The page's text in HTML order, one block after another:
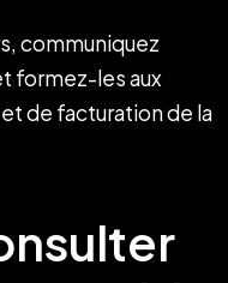
communiquez
formez-les aux
de facturation de la